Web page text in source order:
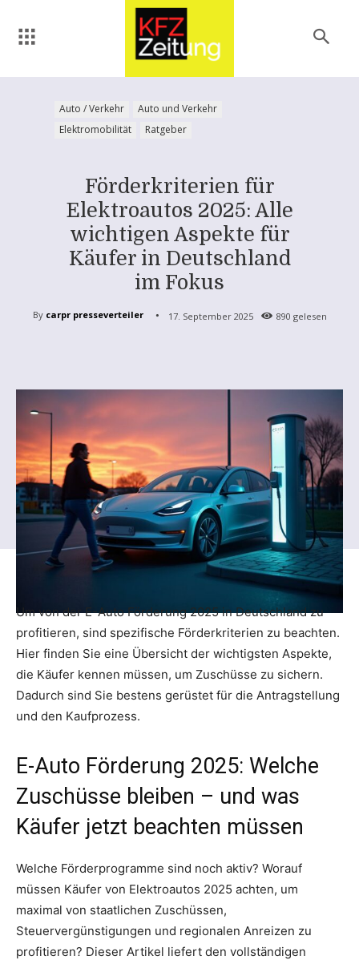
Auto / Verkehr
Auto und Verkehr
Elektromobilität
Ratgeber
Förderkriterien für
Elektroautos 2025: Alle
wichtigen Aspekte für
Käufer in Deutschland
im Fokus
By carpr presseverteiler 17. September 2025 890 gelesen
Um von der E-Auto Förderung 2025 in Deutschland zu
profitieren, sind spezifische Förderkriterien zu beachten.
Hier finden Sie eine Übersicht der wichtigsten Aspekte,
die Käufer kennen müssen, um Zuschüsse zu sichern.
Dadurch sind Sie bestens gerüstet für die Antragstellung
und den Kaufprozess.
E-Auto Förderung 2025: Welche
Zuschüsse bleiben – und was
Käufer jetzt beachten müssen
Welche Förderprogramme sind noch aktiv? Worauf
müssen Käufer von Elektroautos 2025 achten, um
maximal von staatlichen Zuschüssen,
Steuervergünstigungen und regionalen Anreizen zu
profitieren? Dieser Artikel liefert den vollständigen